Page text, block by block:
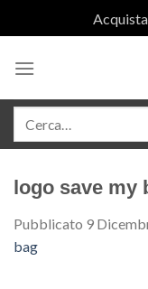
to
logo save my
Pubblicato 9
bag